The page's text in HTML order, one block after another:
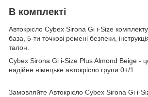
В комплекті
Автокрісло Cybex Sirona Gi i-Size
база, 5-ти точкові ремені безпеки,
талон.
Cybex Sirona Gi i-Size Plus Almond Beige -
надійне німецьке
Замовляйте Автокрісло Cybex Sirona Gi i-